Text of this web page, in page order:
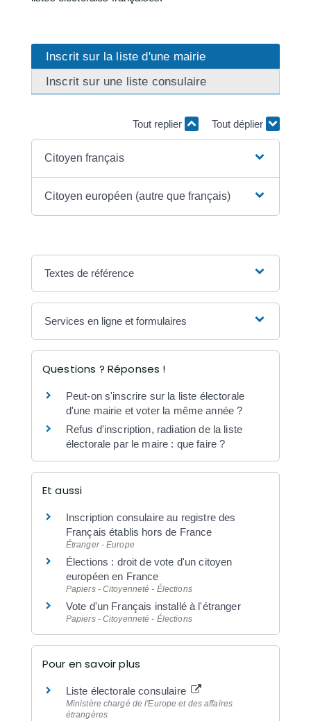
Inscrit sur la liste d'une mairie
Inscrit sur une liste consulaire
Tout replier Tout déplier
Citoyen français
Citoyen européen (autre que français)
Textes de référence
Services en ligne et formulaires
Questions ? Réponses !
Peut-on s'inscrire sur la liste électorale
d'une mairie et voter la même année ?
Refus d'inscription, radiation de la liste
électorale par le maire : que faire ?
Et aussi
Inscription consulaire au registre des
Français établis hors de France
Étranger - Europe
Élections : droit de vote d'un citoyen
européen en France
Papiers - Citoyenneté - Élections
Vote d'un Français installé à l'étranger
Papiers - Citoyenneté - Élections
Pour en savoir plus
Liste électorale consulaire
Ministère chargé de l'Europe et des affaires
étrangères